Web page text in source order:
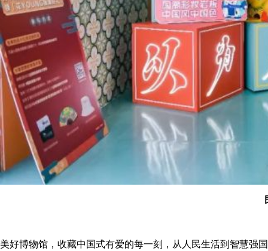
美好博物馆，收藏中国式有爱的每一刻，从人民生活到智慧强